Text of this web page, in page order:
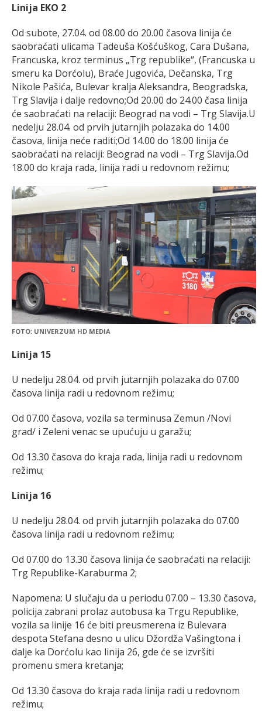
Linija EKO 2
Od subote, 27.04. od 08.00 do 20.00 časova linija će
saobraćati ulicama Tadeuša Košćuškog, Cara Dušana,
Francuska, kroz terminus „Trg republike“, (Francuska u
smeru ka Dorćolu), Braće Jugovića, Dečanska, Trg
Nikole Pašića, Bulevar kralja Aleksandra, Beogradska,
Trg Slavija i dalje redovno;Od 20.00 do 24.00 časa linija
će saobraćati na relaciji: Beograd na vodi – Trg Slavija.U
nedelju 28.04. od prvih jutarnjih polazaka do 14.00
časova, linija neće raditi;Od 14.00 do 18.00 linija će
saobraćati na relaciji: Beograd na vodi – Trg Slavija.Od
18.00 do kraja rada, linija radi u redovnom režimu;
FOTO: UNIVERZUM HD MEDIA
Linija 15
U nedelju 28.04. od prvih jutarnjih polazaka do 07.00
časova linija radi u redovnom režimu;
Od 07.00 časova, vozila sa terminusa Zemun /Novi
grad/ i Zeleni venac se upućuju u garažu;
Od 13.30 časova do kraja rada, linija radi u redovnom
režimu;
Linija 16
U nedelju 28.04. od prvih jutarnjih polazaka do 07.00
časova linija radi u redovnom režimu;
Od 07.00 do 13.30 časova linija će saobraćati na relaciji:
Trg Republike-Karaburma 2;
Napomena: U slučaju da u periodu 07.00 – 13.30 časova,
policija zabrani prolaz autobusa ka Trgu Republike,
vozila sa linije 16 će biti preusmerena iz Bulevara
despota Stefana desno u ulicu Džordža Vašingtona i
dalje ka Dorćolu kao linija 26, gde će se izvršiti
promenu smera kretanja;
Od 13.30 časova do kraja rada linija radi u redovnom
režimu;